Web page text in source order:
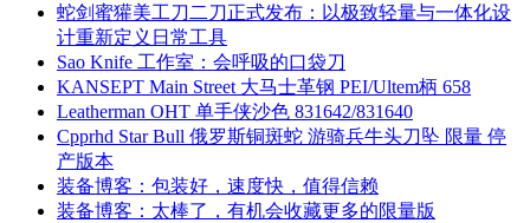
蛇剑蜜獾美工刀二刀正式发布：以极致轻量与一体化设
计重新定义日常工具
Sao Knife 工作室：会呼吸的口袋刀
KANSEPT Main Street 大马士革钢 PEI/Ultem柄 658
Leatherman OHT 单手侠沙色 831642/831640
Cpprhd Star Bull 俄罗斯铜斑蛇 游骑兵牛头刀坠 限量 停
产版本
装备博客：包装好，速度快，值得信赖
装备博客：太棒了，有机会收藏更多的限量版